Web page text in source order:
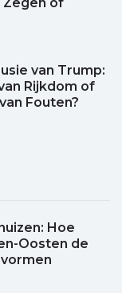
van Trump:
Rijkdom of
Fouten?
Hoe
Oosten de